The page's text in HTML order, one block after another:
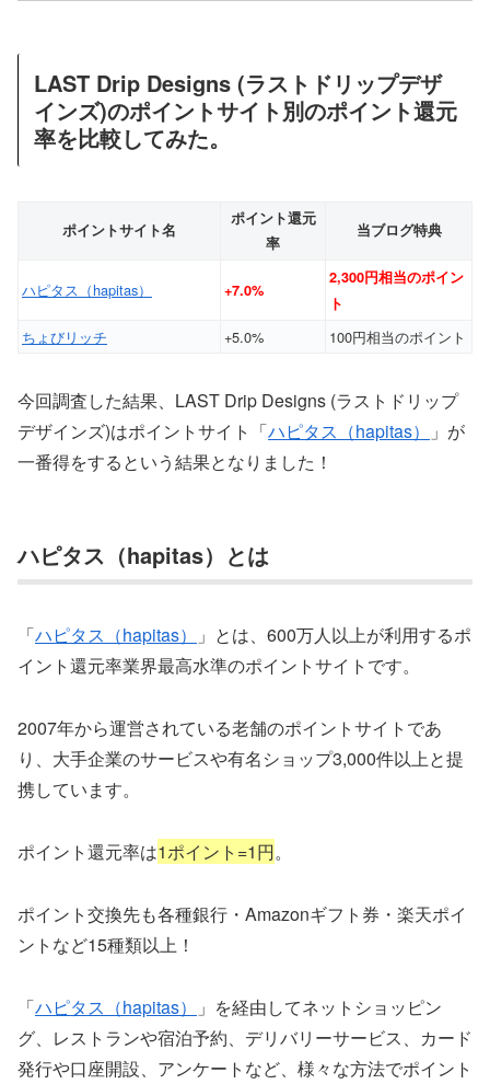
LAST Drip Designs (ラストドリップデザ
インズ)のポイントサイト別のポイント還元
率を比較してみた。
ポイントサイト名
ポイント還元
率
当ブログ特典
ハピタス（hapitas） +7.0%
2,300円相当のポイン
ト
ちょびリッチ +5.0% 100円相当のポイント
今回調査した結果、LAST Drip Designs (ラストドリップ
デザインズ)はポイントサイト「ハピタス（hapitas）
」が
一番得をするという結果となりました！
ハピタス（hapitas）とは
「ハピタス（hapitas）
」とは、600万人以上が利用するポ
イント還元率業界最高水準のポイントサイトです。
2007年から運営されている老舗のポイントサイトであ
り、大手企業のサービスや有名ショップ3,000件以上と提
携しています。
ポイント還元率は1ポイント=1円。
ポイント交換先も各種銀行・Amazonギフト券・楽天ポイ
ントなど15種類以上！
「ハピタス（hapitas）
」を経由してネットショッピン
グ、レストランや宿泊予約、デリバリーサービス、カード
発行や口座開設、アンケートなど、様々な方法でポイント